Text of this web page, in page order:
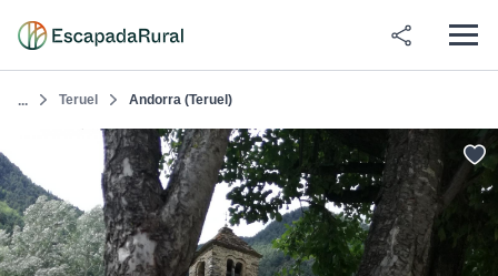
... Teruel Andorra (Teruel)